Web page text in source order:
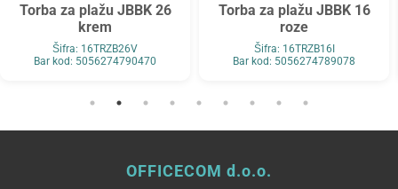
Torba za plažu JBBK 26
krem
Šifra: 16TRZB26V
Bar kod: 5056274790470
Torba za plažu JBBK 16
roze
Šifra: 16TRZB16I
Bar kod: 5056274789078
OFFICECOM d.o.o.